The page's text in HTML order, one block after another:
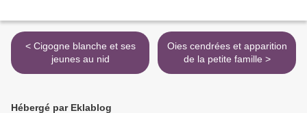
< Cigogne blanche et ses
jeunes au nid
Oies cendrées et apparition
de la petite famille >
Hébergé par Eklablog